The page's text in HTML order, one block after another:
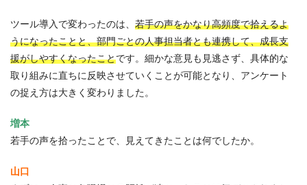
ツール導入で変わったのは、 若手の声をかなり高頻度で拾えるよ
うになったことと、部門ごとの人事担当者とも連携して、成長支
援がしやすくなったことです。細かな意見も見逃さず、具体的な
取り組みに直ちに反映させていくことが可能となり、アンケート
の捉え方は大きく変わりました。
増本
若手の声を拾ったことで、見えてきたことは何でしたか。
山口